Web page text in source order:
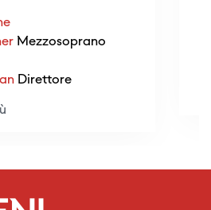
Mezzosoprano
Direttore